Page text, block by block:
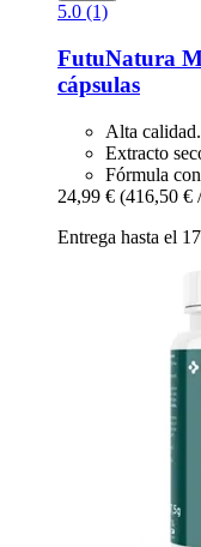
5.0 (1)
FutuNatura
cápsulas
Alta calidad.
Extracto
Fórmula
24,99 € (416,50 €
Entrega hasta el